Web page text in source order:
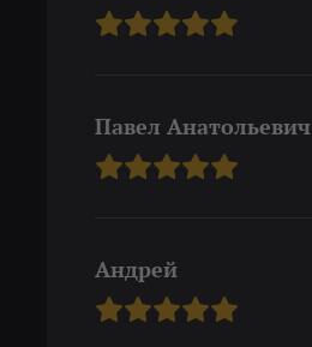
Павел Анатольевич
Андрей